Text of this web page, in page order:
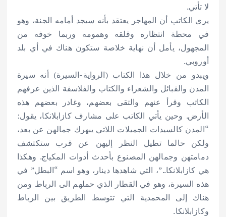
لا تأتي.
يرى الكاتب أن المهاجر يعتقد بأنه سيجد أمامه الجنة، وهو
في محطة انتظاره وقلقه وهمومه وربما خوفه من
المجهول، يأمل أن نهاية خلاصة ستكون هناك في أي بلد
أوروبي.
ويبدو من خلال هذا الكتاب (الرواية-السيرة) أنه سيرة
المدن والقبائل والشعراء والكتاب والفلاسفة الذين عرفهم
الكاتب وقرأ عنهم والتقى بعضهم، وغادر بعضهم هذه
الأرض. وحين يأتي الكاتب على مشارف كازابلانكا، يقول:
“المدن كالسيدات الجميلات اللاتي يبهرك جمالهن عن بعد،
ولكن حالما تطيل النظر إليهن عن قرب ستكتشف
دمامتهن وجمالهن المصنوع بأحدث أدوات المكياج. وهكذا
هي كازابلانكا..”، التي شاهدها دينار، وهو اسم “البطل” في
هذه السيرة، وهو في القطار الذي حملهم الى الرباط ومن
هناك إلى المحمدية التي تتوسط الطريق بين الرباط
وكازابلانكا.